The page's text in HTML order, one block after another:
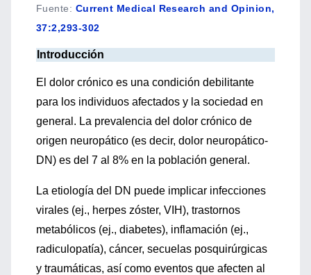
Fuente: Current Medical Research and Opinion,
37:2,293-302
Introducción
El dolor crónico es una condición debilitante
para los individuos afectados y la sociedad en
general. La prevalencia del dolor crónico de
origen neuropático (es decir, dolor neuropático-
DN) es del 7 al 8% en la población general.
La etiología del DN puede implicar infecciones
virales (ej., herpes zóster, VIH), trastornos
metabólicos (ej., diabetes), inflamación (ej.,
radiculopatía), cáncer, secuelas posquirúrgicas
y traumáticas, así como eventos que afecten al